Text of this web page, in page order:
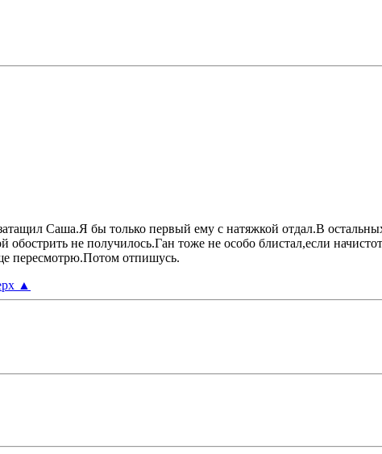
Саша.Я бы только первый ему с натяжкой отдал.В
не получилось.Ган тоже не особо блистал,если
пересмотрю.Потом отпишусь.
▲